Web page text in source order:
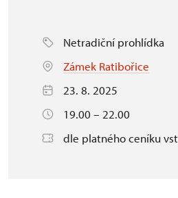
Netradiční prohlídka
Zámek Ratibořice
23. 8. 2025
19.00 – 22.00
dle platného ceníku